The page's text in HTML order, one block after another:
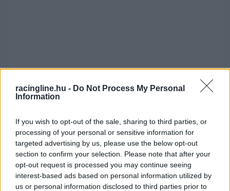
racingline.hu - Do Not Process My Personal
Information
If you wish to opt-out of the sale, sharing to third parties, or
processing of your personal or sensitive information for
targeted advertising by us, please use the below opt-out
section to confirm your selection. Please note that after your
opt-out request is processed you may continue seeing
interest-based ads based on personal information utilized by
us or personal information disclosed to third parties prior to
Az elektromos szériában az egy csapat által egy
szezon során felhasználható költségkeret
nagyjából 14 millió euró – ami eltörpül a
nagyjából tízszer ennyiből gazdálkodó Forma–1-